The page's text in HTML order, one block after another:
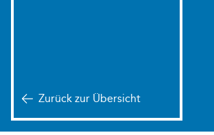
Zurück zur Übersicht